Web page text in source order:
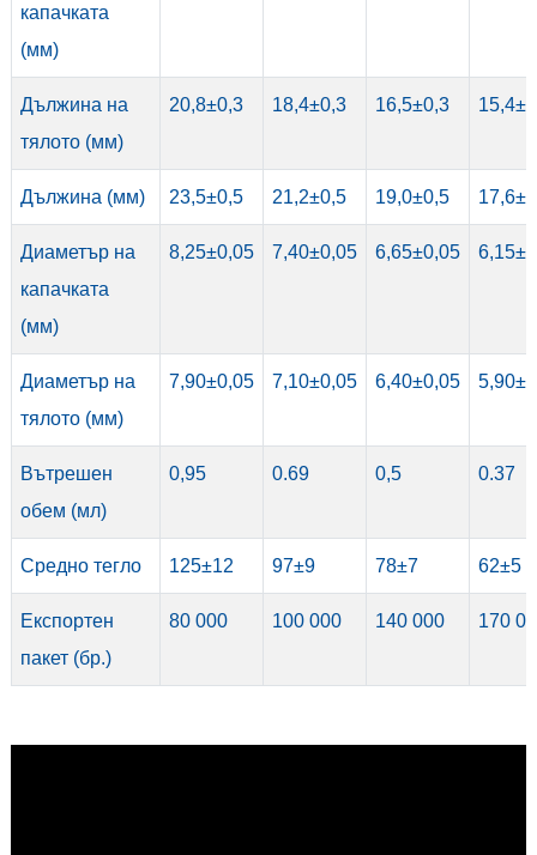
капачката
(мм)
Дължина на
тялото (мм)
20,8±0,3 18,4±0,3 16,5±0,3
Дължина (мм) 23,5±0,5 21,2±0,5 19,0±0,5
Диаметър на
капачката
(мм)
8,25±0,05 7,40±0,05 6,65±0,05
Диаметър на
тялото (мм)
7,90±0,05 7,10±0,05 6,40±0,05
Вътрешен
обем (мл)
0,95 0.69 0,5 0.37
Средно тегло 125±12 97±9 78±7 62±5
Експортен
пакет (бр.)
80 000 100 000 140 000 170